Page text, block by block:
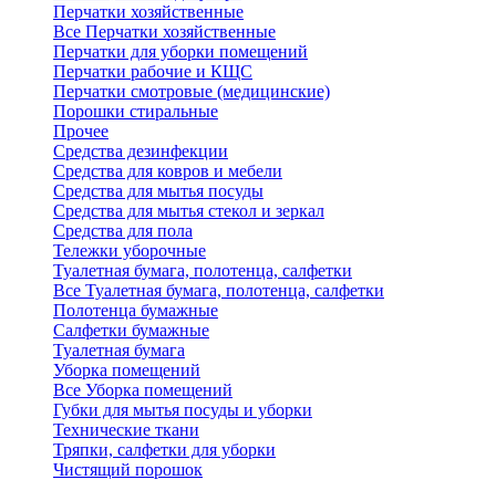
Перчатки хозяйственные
Все Перчатки хозяйственные
Перчатки для уборки помещений
Перчатки рабочие и КЩС
Перчатки смотровые (медицинские)
Порошки стиральные
Прочее
Средства дезинфекции
Средства для ковров и мебели
Средства для мытья посуды
Средства для мытья стекол и зеркал
Средства для пола
Тележки уборочные
Туалетная бумага, полотенца, салфетки
Все Туалетная бумага, полотенца, салфетки
Полотенца бумажные
Салфетки бумажные
Туалетная бумага
Уборка помещений
Все Уборка помещений
Губки для мытья посуды и уборки
Технические ткани
Тряпки, салфетки для уборки
Чистящий порошок